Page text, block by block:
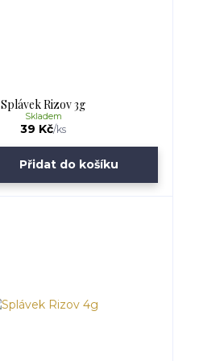
Splávek Rizov 3g
39 Kč/ks
Skladem
Přidat do košíku